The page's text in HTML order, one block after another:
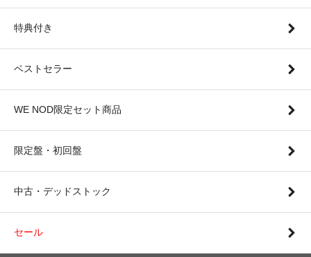
特典付き
ベストセラー
WE NOD限定セット商品
限定盤・初回盤
中古・デッドストック
セール